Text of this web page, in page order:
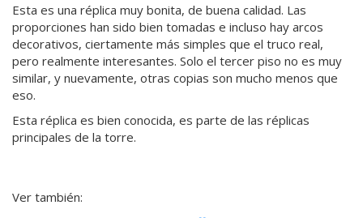
Esta es una réplica muy bonita, de buena calidad. Las
proporciones han sido bien tomadas e incluso hay arcos
decorativos, ciertamente más simples que el truco real,
pero realmente interesantes. Solo el tercer piso no es muy
similar, y nuevamente, otras copias son mucho menos que
eso.
Esta réplica es bien conocida, es parte de las réplicas
principales de la torre.
Ver también: